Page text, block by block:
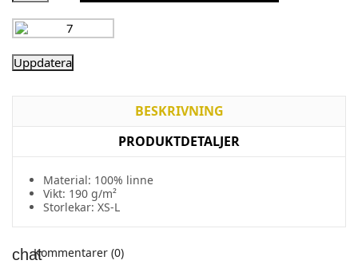
BESKRIVNING
PRODUKTDETALJER
Material: 100% linne
Vikt: 190 g/m²
Storlekar: XS-L
Kommentarer (0)